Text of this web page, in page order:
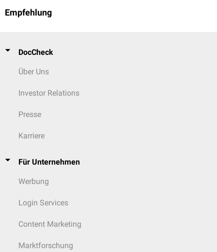
Empfehlung
DocCheck
Über Uns
Investor Relations
Presse
Karriere
Für Unternehmen
Werbung
Login Services
Content Marketing
Marktforschung